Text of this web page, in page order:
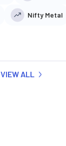
Nifty Metal
VIEW ALL